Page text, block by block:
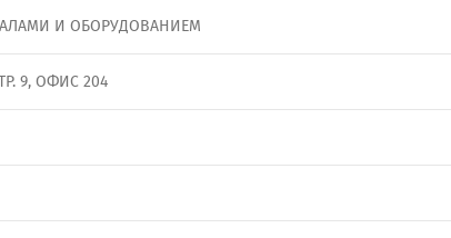
И ОБОРУДОВАНИЕМ
9, ОФИС 204